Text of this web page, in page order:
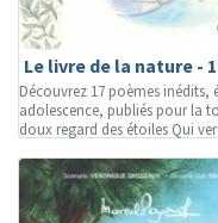
Le livre de la nature -
Découvrez 17 poèmes
adolescence, publiés pour la
doux regard des étoiles Qui